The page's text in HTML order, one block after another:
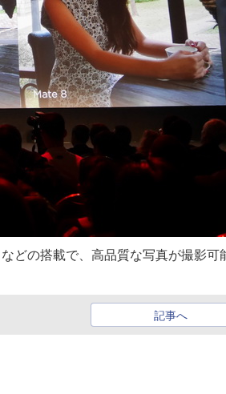
どの搭載で、高品質な写真が撮影可
記事へ